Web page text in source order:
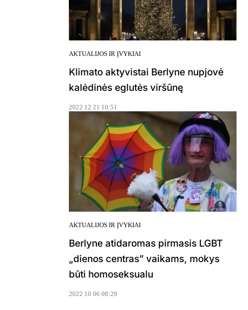
AKTUALIJOS IR ĮVYKIAI
Klimato aktyvistai Berlyne nupjovė
kalėdinės eglutės viršūnę
2022 12 21 10:51
AKTUALIJOS IR ĮVYKIAI
Berlyne atidaromas pirmasis LGBT
„dienos centras” vaikams, mokys
būti homoseksualu
2022 10 06 08:29